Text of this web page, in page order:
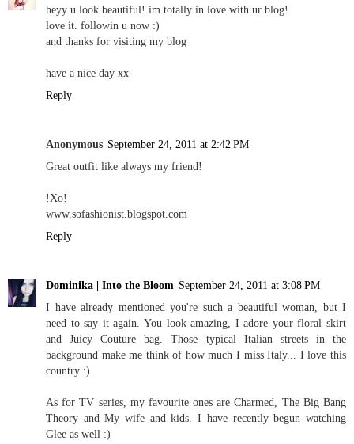
heyy u look beautiful! im totally in love with ur blog!
love it. followin u now :)
and thanks for visiting my blog
have a nice day xx
Reply
Anonymous September 24, 2011 at 2:42 PM
Great outfit like always my friend!
!Xo!
www.sofashionist.blogspot.com
Reply
Dominika | Into the Bloom September 24, 2011 at 3:08 PM
I have already mentioned you're such a beautiful woman, but I
need to say it again. You look amazing, I adore your floral skirt
and Juicy Couture bag. Those typical Italian streets in the
background make me think of how much I miss Italy... I love this
country :)
As for TV series, my favourite ones are Charmed, The Big Bang
Theory and My wife and kids. I have recently begun watching
Glee as well :)